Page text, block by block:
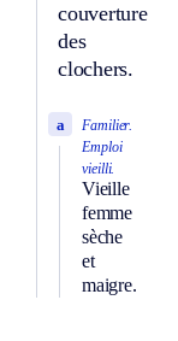
couverture
des
clochers.
Familier.
Emploi
vieilli.
Vieille
femme
sèche
et
maigre.
a